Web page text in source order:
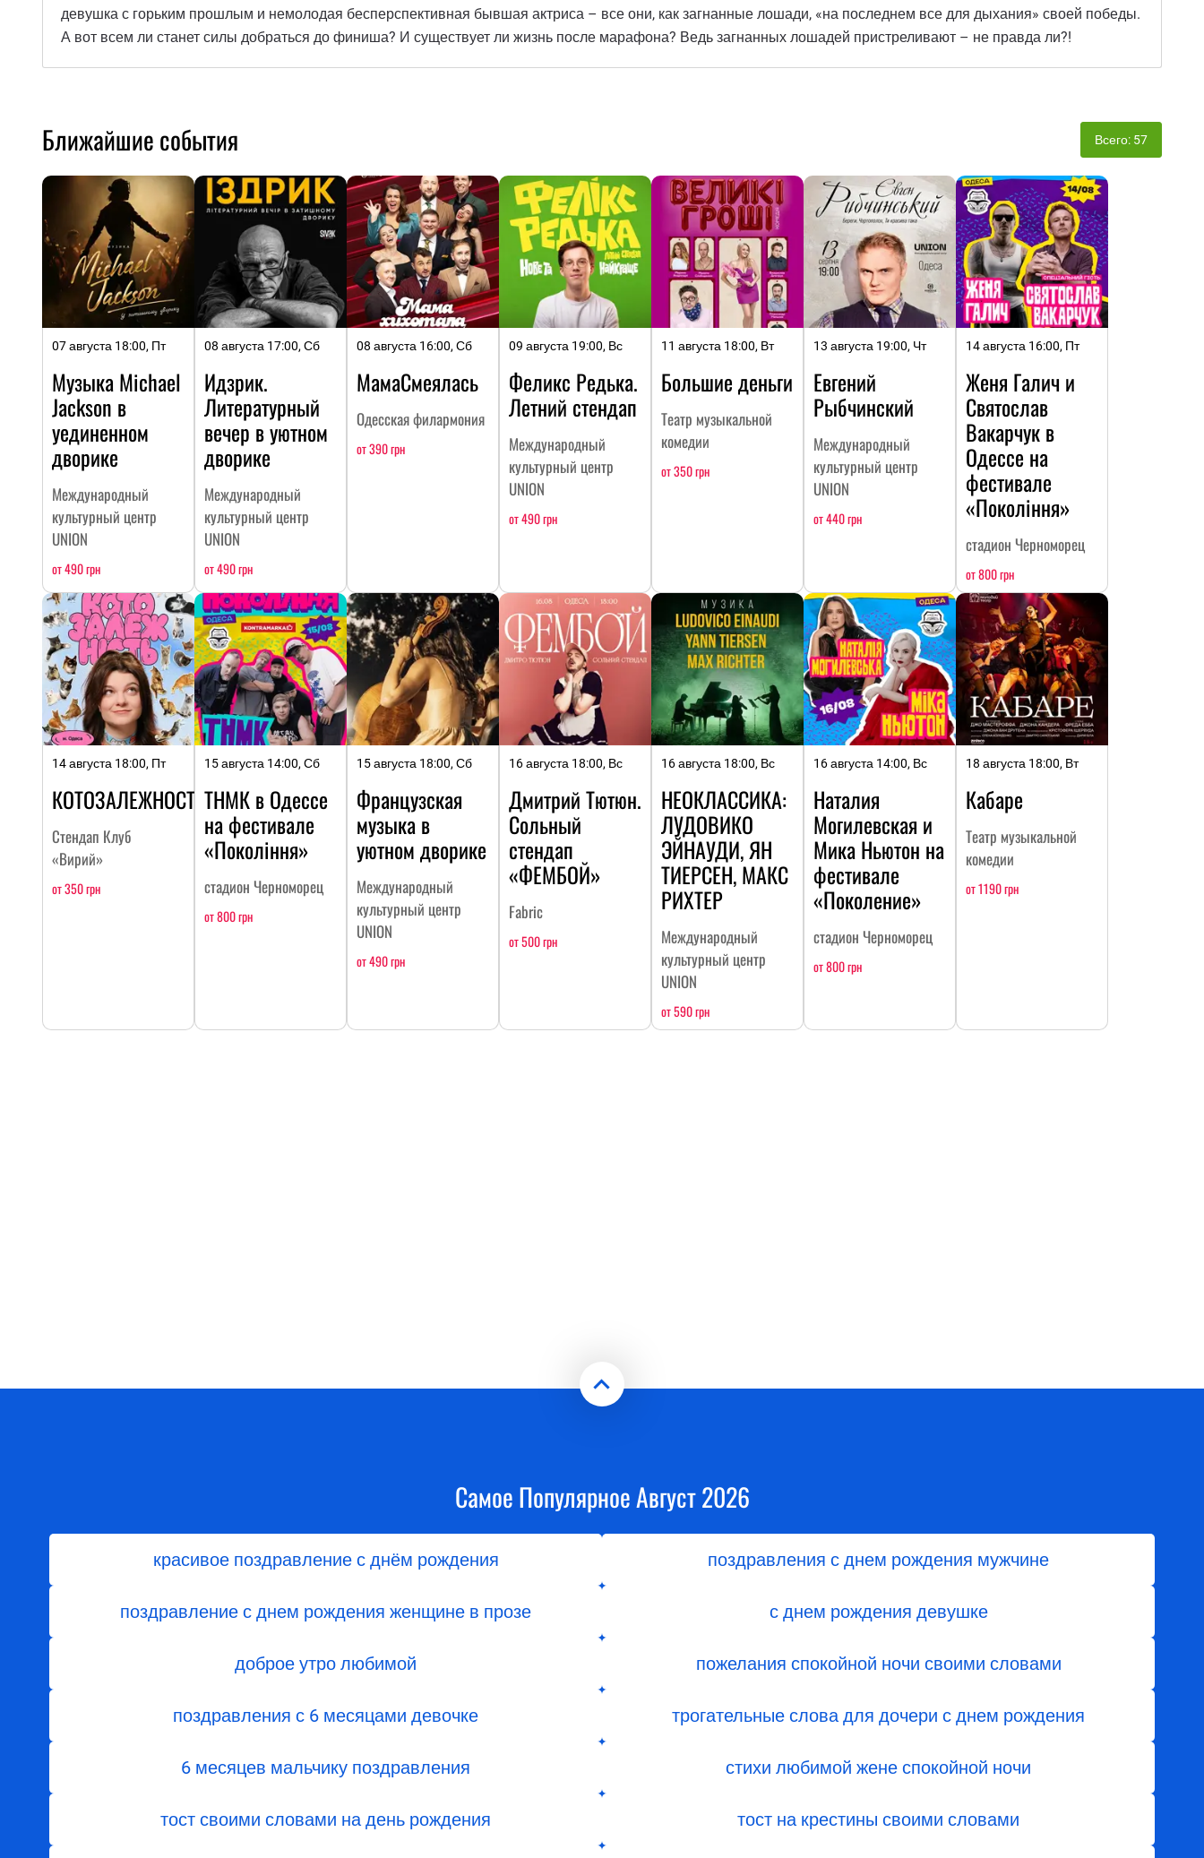
девушка с горьким прошлым и немолодая бесперспективная бывшая актриса – все они, как загнанные лошади, «на последнем все для дыхания» своей победы.
А вот всем ли станет силы добраться до финиша? И существует ли жизнь после марафона? Ведь загнанных лошадей пристреливают – не правда ли?!
Ближайшие события Всего: 57
07 августа 18:00, Пт
Музыка Michael
Jackson в
уединенном
дворике
Международный
культурный центр
UNION
от 490 грн
08 августа 17:00, Сб
Идзрик.
Литературный
вечер в уютном
дворике
Международный
культурный центр
UNION
от 490 грн
08 августа 16:00, Сб
МамаСмеялась
Одесская филармония
от 390 грн
09 августа 19:00, Вс
Феликс Редька.
Летний стендап
Международный
культурный центр
UNION
от 490 грн
11 августа 18:00, Вт
Большие деньги
Театр музыкальной
комедии
от 350 грн
13 августа 19:00, Чт
Евгений
Рыбчинский
Международный
культурный центр
UNION
от 440 грн
14 августа 16:00, Пт
Женя Галич и
Святослав
Вакарчук в
Одессе на
фестивале
«Покоління»
стадион Черноморец
от 800 грн
14 августа 18:00, Пт
КОТОЗАЛЕЖНОСТЬ
Стендап Клуб
«Вирий»
от 350 грн
15 августа 14:00, Сб
ТНМК в Одессе
на фестивале
«Покоління»
стадион Черноморец
от 800 грн
15 августа 18:00, Сб
Французская
музыка в
уютном дворике
Международный
культурный центр
UNION
от 490 грн
16 августа 18:00, Вс
Дмитрий Тютюн.
Сольный
стендап
«ФЕМБОЙ»
Fabric
от 500 грн
16 августа 18:00, Вс
НЕОКЛАССИКА:
ЛУДОВИКО
ЭЙНАУДИ, ЯН
ТИЕРСЕН, МАКС
РИХТЕР
Международный
культурный центр
UNION
от 590 грн
16 августа 14:00, Вс
Наталия
Могилевская и
Мика Ньютон на
фестивале
«Поколение»
стадион Черноморец
от 800 грн
18 августа 18:00, Вт
Кабаре
Театр музыкальной
комедии
от 1190 грн
Самое Популярное Август 2026
красивое поздравление с днём рождения поздравления с днем рождения мужчине
поздравление с днем рождения женщине в прозе с днем рождения девушке
доброе утро любимой пожелания спокойной ночи своими словами
поздравления с 6 месяцами девочке трогательные слова для дочери с днем ​​рождения
6 месяцев мальчику поздравления стихи любимой жене спокойной ночи
тост своими словами на день рождения тост на крестины своими словами